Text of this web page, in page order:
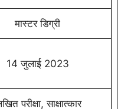
मास्टर डिग्री
14 जुलाई 2023
परीक्षा, साक्षात्कार